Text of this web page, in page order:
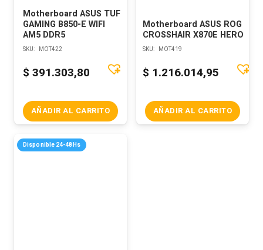
Motherboard ASUS TUF
GAMING B850-E WIFI
AM5 DDR5
SKU: MOT422
$ 391.303,80
AÑADIR AL CARRITO
Motherboard ASUS ROG
CROSSHAIR X870E HERO
SKU: MOT419
$ 1.216.014,95
AÑADIR AL CARRITO
Disponible 24-48Hs